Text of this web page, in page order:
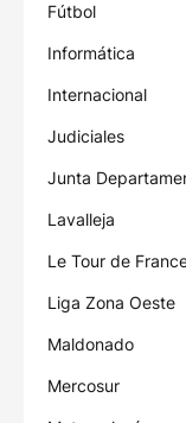
Fútbol
Informática
Internacional
Judiciales
Junta
Lavalleja
Le Tour de
Liga Zona Oeste
Maldonado
Mercosur